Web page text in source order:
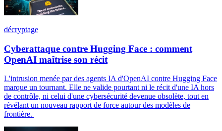
décryptage
Cyberattaque contre Hugging Face : comment
OpenAI maîtrise son récit
L'intrusion menée par des agents IA d'OpenAI contre Hugging Face
marque un tournant. Elle ne valide pourtant ni le récit d'une IA hors
de contrôle, ni celui d'une cybersécurité devenue obsolète, tout en
révélant un nouveau rapport de force autour des modèles de
frontière.